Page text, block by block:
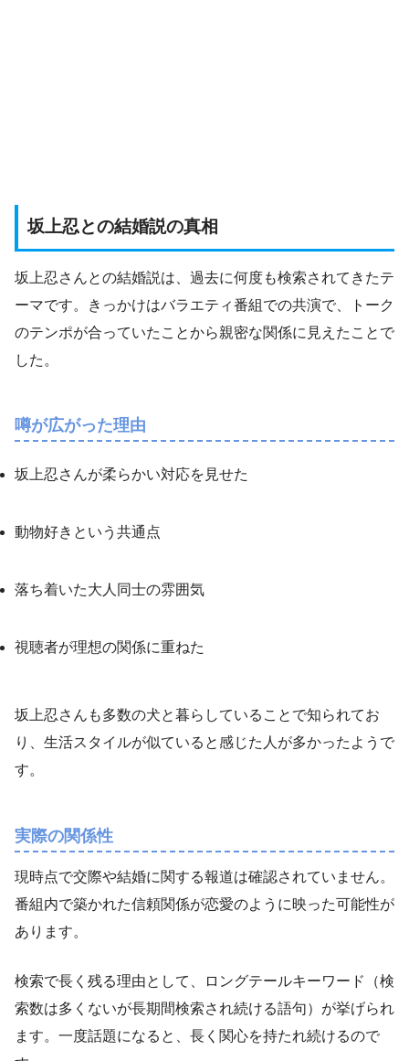
坂上忍との結婚説の真相
坂上忍さんとの結婚説は、過去に何度も検索されてきたテ
ーマです。きっかけはバラエティ番組での共演で、トーク
のテンポが合っていたことから親密な関係に見えたことで
した。
噂が広がった理由
坂上忍さんが柔らかい対応を見せた
動物好きという共通点
落ち着いた大人同士の雰囲気
視聴者が理想の関係に重ねた
坂上忍さんも多数の犬と暮らしていることで知られてお
り、生活スタイルが似ていると感じた人が多かったようで
す。
実際の関係性
現時点で交際や結婚に関する報道は確認されていません。
番組内で築かれた信頼関係が恋愛のように映った可能性が
あります。
検索で長く残る理由として、ロングテールキーワード（検
索数は多くないが長期間検索され続ける語句）が挙げられ
ます。一度話題になると、長く関心を持たれ続けるので